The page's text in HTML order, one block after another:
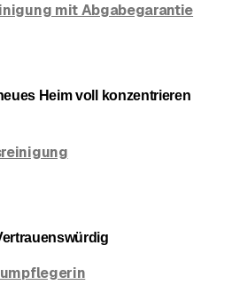
mit Abgabegarantie
Heim voll konzentrieren